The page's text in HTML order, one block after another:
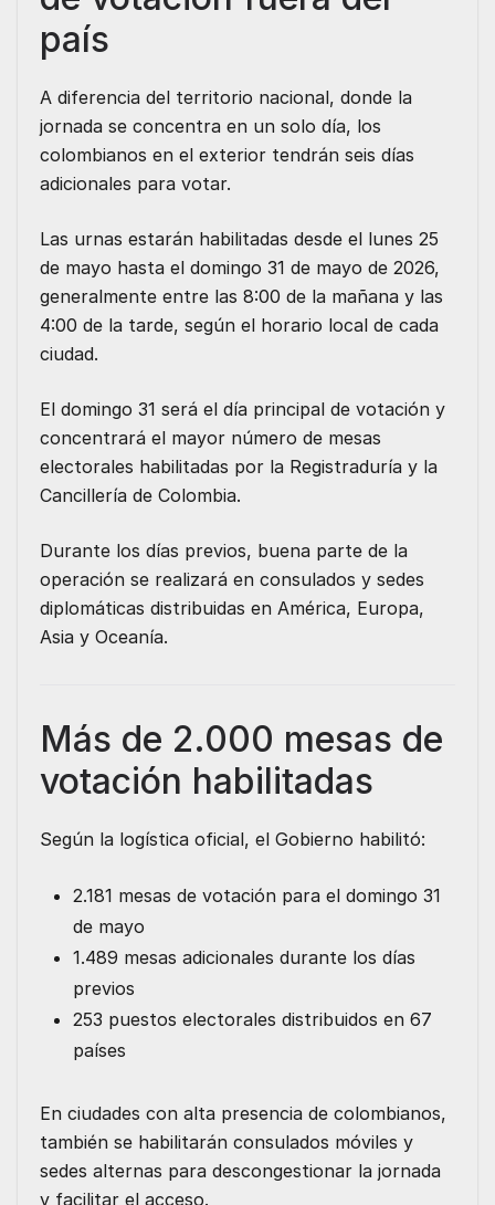
país
A diferencia del territorio nacional, donde la
jornada se concentra en un solo día, los
colombianos en el exterior tendrán seis días
adicionales para votar.
Las urnas estarán habilitadas desde el lunes 25
de mayo hasta el domingo 31 de mayo de 2026,
generalmente entre las 8:00 de la mañana y las
4:00 de la tarde, según el horario local de cada
ciudad.
El domingo 31 será el día principal de votación y
concentrará el mayor número de mesas
electorales habilitadas por la Registraduría y la
Cancillería de Colombia.
Durante los días previos, buena parte de la
operación se realizará en consulados y sedes
diplomáticas distribuidas en América, Europa,
Asia y Oceanía.
Más de 2.000 mesas de
votación habilitadas
Según la logística oficial, el Gobierno habilitó:
2.181 mesas de votación para el domingo 31
de mayo
1.489 mesas adicionales durante los días
previos
253 puestos electorales distribuidos en 67
países
En ciudades con alta presencia de colombianos,
también se habilitarán consulados móviles y
sedes alternas para descongestionar la jornada
y facilitar el acceso.